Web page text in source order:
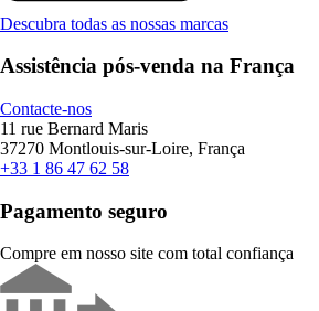
Descubra todas as nossas marcas
Assistência pós-venda na França
Contacte-nos
11 rue Bernard Maris
37270 Montlouis-sur-Loire, França
+33 1 86 47 62 58
Pagamento seguro
Compre em nosso site com total confiança